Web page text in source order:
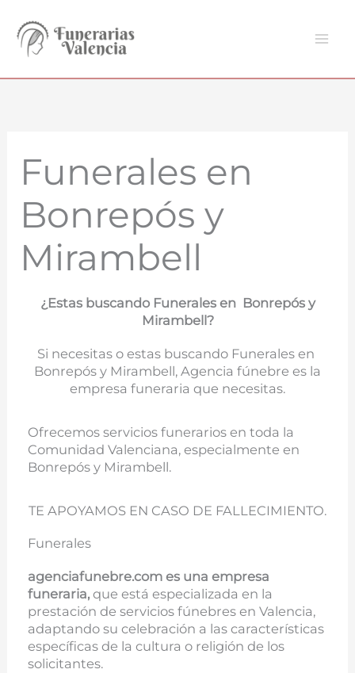
contenido
Funerales en
Bonrepós y
Mirambell
¿Estas buscando Funerales en Bonrepós y
Mirambell?
Si necesitas o estas buscando Funerales en
Bonrepós y Mirambell, Agencia fúnebre es la
empresa funeraria que necesitas.
Ofrecemos servicios funerarios en toda la
Comunidad Valenciana, especialmente en
Bonrepós y Mirambell.
TE APOYAMOS EN CASO DE FALLECIMIENTO.
Funerales
agenciafunebre.com es una empresa
funeraria, que está especializada en la
prestación de servicios fúnebres en Valencia,
adaptando su celebración a las características
específicas de la cultura o religión de los
solicitantes.